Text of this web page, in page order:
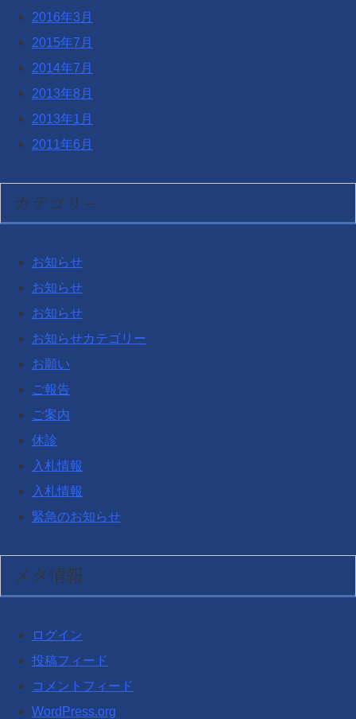
2016年3月
2015年7月
2014年7月
2013年8月
2013年1月
2011年6月
カテゴリー
お知らせ
お知らせ
お知らせ
お知らせカテゴリー
お願い
ご報告
ご案内
休診
入札情報
入札情報
緊急のお知らせ
メタ情報
ログイン
投稿フィード
コメントフィード
WordPress.org